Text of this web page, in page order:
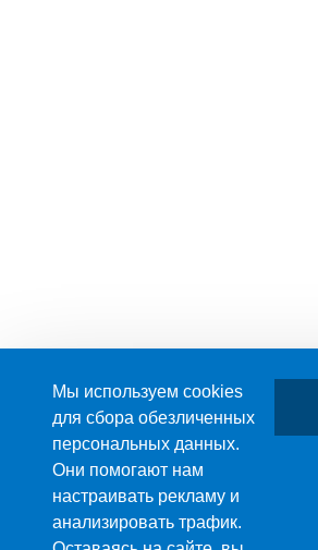
ПРОИЗВОДСТВО ПЛАСТМАССОВЫХ ИЗДЕЛИЙ
+7 (495) 989-29-95
Мы используем cookies
для сбора обезличенных
персональных данных.
Они помогают нам
настраивать рекламу и
анализировать трафик.